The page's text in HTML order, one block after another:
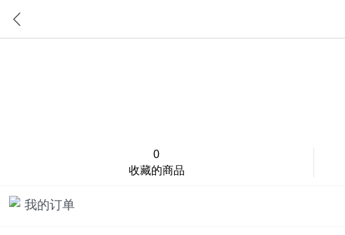
0
收藏的商品
我的订单